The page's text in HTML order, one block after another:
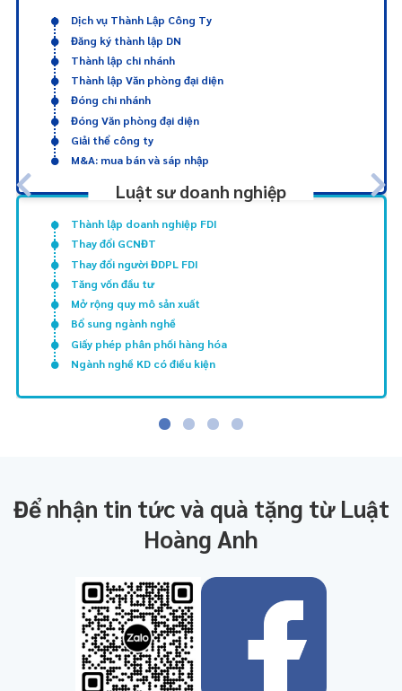
Dịch vụ Thành Lập Công Ty
Đăng ký thành lập DN
Thành lập chi nhánh
Thành lập Văn phòng đại diện
Đóng chi nhánh
Đóng Văn phòng đại diện
Giải thể công ty
M&A: mua bán và sáp nhập
Luật sư doanh nghiệp
Thành lập doanh nghiệp FDI
Thay đổi GCNĐT
Thay đổi người ĐDPL FDI
Tăng vốn đầu tư
Mở rộng quy mô sản xuất
Bổ sung ngành nghề
Giấy phép phân phối hàng hóa
Ngành nghề KD có điều kiện
Để nhận tin tức và quà tặng từ Luật
Hoàng Anh